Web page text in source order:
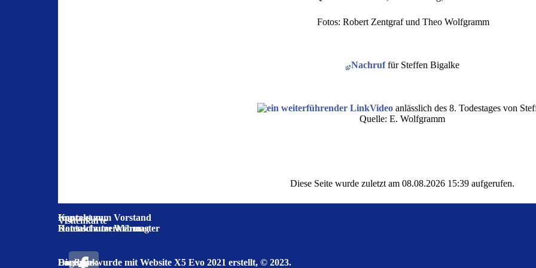
Fotos: Robert Zentgraf und Theo Wolfgramm
Nachruffür Steffen Bigalke
Video anlässlich des 8. Todestages von
Quelle: E. Wolfgramm
Diese Seite wurde zuletzt am 08.08.2026 15:39 aufgerufen.
Impressum
Datenschutzerklärung
Kontakt zum Vorstand
Kontakt zum Webmaster
Visitenkarte
Login
Die Seite wurde mit Website X5 Evo 2021 erstellt, © 2023.
Facebook